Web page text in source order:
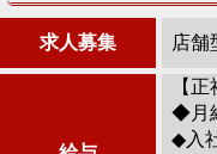
求人募集 店舗
【正
◆月
◆入